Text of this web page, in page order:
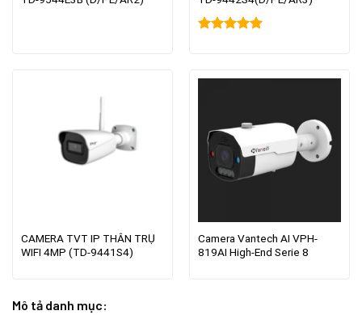
CAMERA TVT IP THÂN TRỤ
WIFI 4MP (TD-9441S4)
Camera Vantech AI VPH-
819AI High-End Serie 8
Mô tả danh mục: